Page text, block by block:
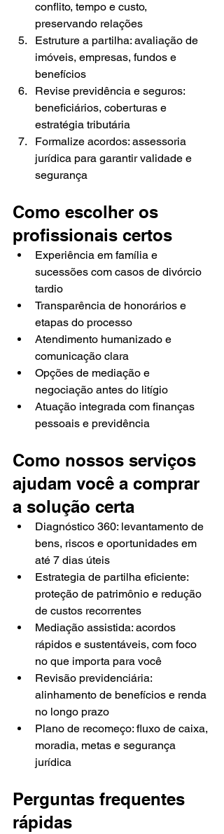
conflito, tempo e custo,
preservando relações
Estruture a partilha: avaliação de
imóveis, empresas, fundos e
benefícios
Revise previdência e seguros:
beneficiários, coberturas e
estratégia tributária
Formalize acordos: assessoria
jurídica para garantir validade e
segurança
Como escolher os
profissionais certos
Experiência em família e
sucessões com casos de divórcio
tardio
Transparência de honorários e
etapas do processo
Atendimento humanizado e
comunicação clara
Opções de mediação e
negociação antes do litígio
Atuação integrada com finanças
pessoais e previdência
Como nossos serviços
ajudam você a comprar
a solução certa
Diagnóstico 360: levantamento de
bens, riscos e oportunidades em
até 7 dias úteis
Estrategia de partilha eficiente:
proteção de patrimônio e redução
de custos recorrentes
Mediação assistida: acordos
rápidos e sustentáveis, com foco
no que importa para você
Revisão previdenciária:
alinhamento de benefícios e renda
no longo prazo
Plano de recomeço: fluxo de caixa,
moradia, metas e segurança
jurídica
Perguntas frequentes
rápidas